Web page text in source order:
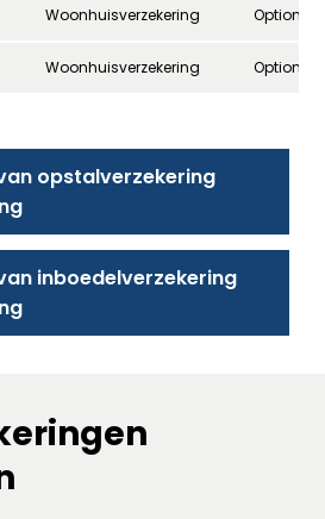
Woonhuisverzekering Optioneel
Woonhuisverzekering Optioneel
opstalverzekering
inboedelverzekering